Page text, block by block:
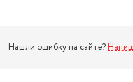
Нашли ошибку на сайте?